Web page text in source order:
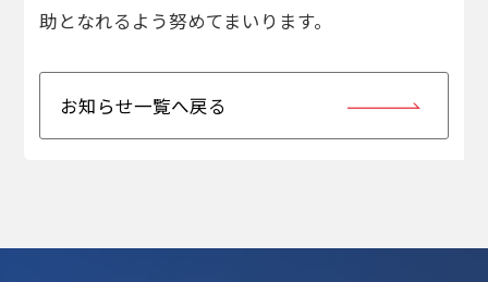
助となれるよう努めてまいります。
お知らせ一覧へ戻る